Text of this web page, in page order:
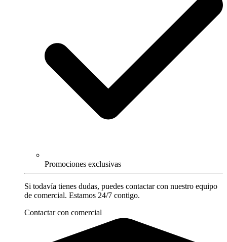
Promociones exclusivas
Si todavía tienes dudas, puedes contactar con nuestro equipo
de comercial. Estamos 24/7 contigo.
Contactar con comercial